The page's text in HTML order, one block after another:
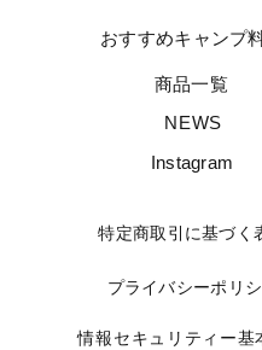
おすすめキャンプ
​商品一覧
​NEWS
​Instagram
特定商取引に基づく
プライバシーポリ
情報セキュリティー基